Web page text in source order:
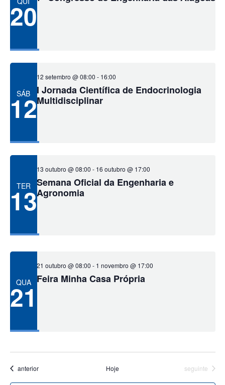
20
SÁB
12
12 setembro @ 08:00 - 16:00
I Jornada Científica de Endocrinologia
Multidisciplinar
TER
13
13 outubro @ 08:00 - 16 outubro @ 17:00
Semana Oficial da Engenharia e
Agronomia
QUA
21
21 outubro @ 08:00 - 1 novembro @ 17:00
Feira Minha Casa Própria
Eventos
anterior Hoje Eventos
seguinte